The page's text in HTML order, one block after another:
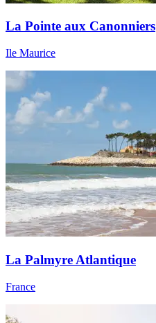
La Pointe aux Canonniers
Ile Maurice
La Palmyre Atlantique
France